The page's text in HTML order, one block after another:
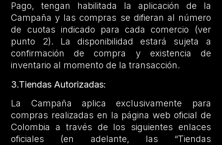
Pago, tengan habilitada la aplicación de la
Campaña y las compras se difieran al número
de cuotas indicado para cada comercio (ver
punto 2). La disponibilidad estará sujeta a
confirmación de compra y existencia de
inventario al momento de la transacción.
3.Tiendas Autorizadas:
La Campaña aplica exclusivamente para
compras realizadas en la página web oficial de
Colombia a través de los siguientes enlaces
oficiales (en adelante, las “Tiendas